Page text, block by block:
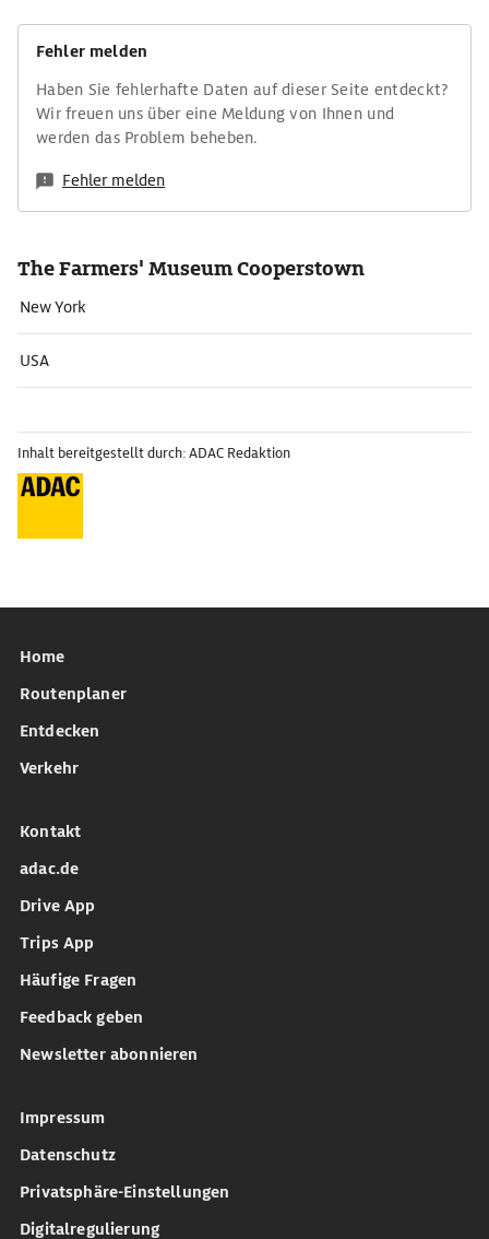
Fehler melden
Haben Sie fehlerhafte Daten auf dieser Seite entdeckt?
Wir freuen uns über eine Meldung von Ihnen und
werden das Problem beheben.
Fehler melden
The Farmers' Museum Cooperstown
New York
USA
Inhalt bereitgestellt durch: ADAC Redaktion
Home
Routenplaner
Entdecken
Verkehr
Kontakt
adac.de
Drive App
Trips App
Häufige Fragen
Feedback geben
Newsletter abonnieren
Impressum
Datenschutz
Privatsphäre-Einstellungen
Digitalregulierung